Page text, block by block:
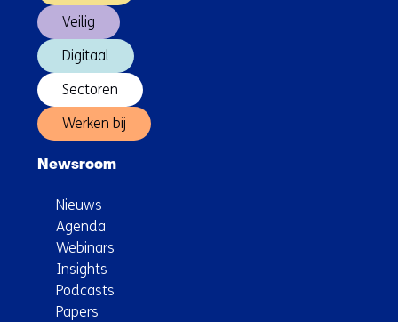
Veilig
Digitaal
Sectoren
Werken bij
Newsroom
Nieuws
Agenda
Webinars
Insights
Podcasts
Papers